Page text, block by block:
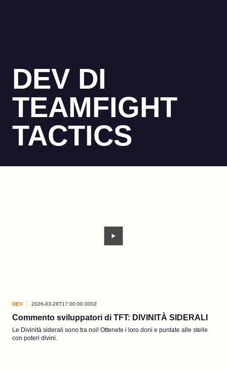
DEV DI
TEAMFIGHT
TACTICS
DEV 2026-03-28T17:00:00.000Z
Commento sviluppatori di TFT: DIVINITÀ SIDERALI
Le Divinità siderali sono tra noi! Ottenete i loro doni e puntate alle stelle
con poteri divini.